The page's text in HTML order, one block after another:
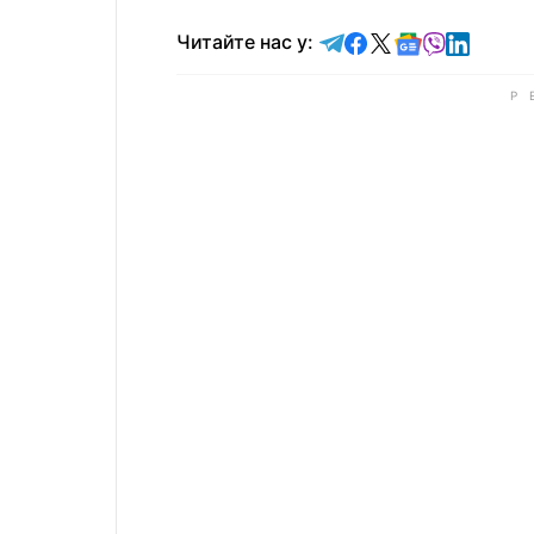
Читайте нас у: Читайте у Telegram
Читайте у
Читайте у X
Читайте у
Читайте